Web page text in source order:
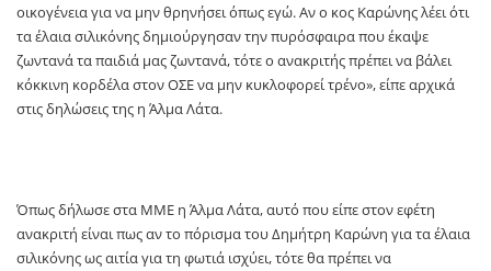
οικογένεια για να μην θρηνήσει όπως εγώ. Αν ο κος Καρώνης λέει ότι
τα έλαια σιλικόνης δημιούργησαν την πυρόσφαιρα που έκαψε
ζωντανά τα παιδιά μας ζωντανά, τότε ο ανακριτής πρέπει να βάλει
κόκκινη κορδέλα στον ΟΣΕ να μην κυκλοφορεί τρένο», είπε αρχικά
στις δηλώσεις της η Άλμα Λάτα.
Όπως δήλωσε στα ΜΜΕ η Άλμα Λάτα, αυτό που είπε στον εφέτη
ανακριτή είναι πως αν το πόρισμα του Δημήτρη Καρώνη για τα έλαια
σιλικόνης ως αιτία για τη φωτιά ισχύει, τότε θα πρέπει να